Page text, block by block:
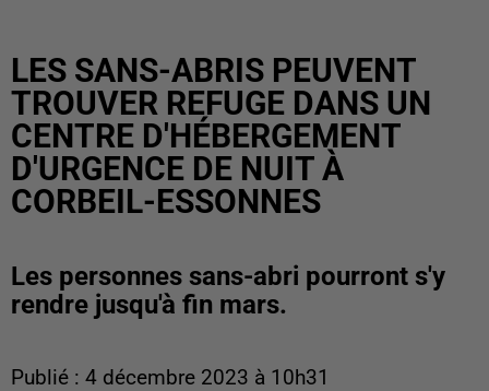
LES SANS-ABRIS PEUVENT
TROUVER REFUGE DANS UN
CENTRE D'HÉBERGEMENT
D'URGENCE DE NUIT À
CORBEIL-ESSONNES
Les personnes sans-abri pourront s'y
rendre jusqu'à fin mars.
Publié : 4 décembre 2023 à 10h31